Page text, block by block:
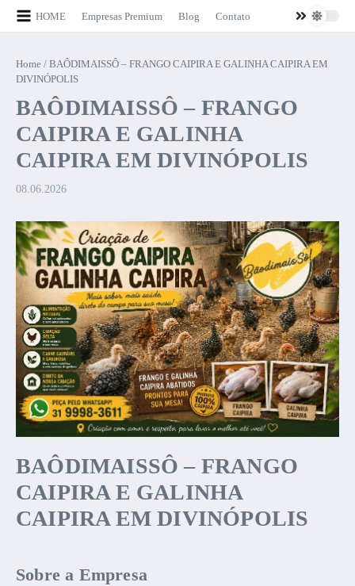
Ir para o conteúdo
HOME Empresas Premium Blog Contato
Home / BAÔDIMAISSÔ – FRANGO CAIPIRA E GALINHA CAIPIRA EM
DIVINÓPOLIS
BAÔDIMAISSÔ – FRANGO
CAIPIRA E GALINHA
CAIPIRA EM DIVINÓPOLIS
08.06.2026
BAÔDIMAISSÔ – FRANGO
CAIPIRA E GALINHA
CAIPIRA EM DIVINÓPOLIS
Sobre a Empresa